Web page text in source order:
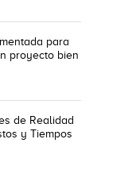
para
proyecto bien
de Realidad
y Tiempos